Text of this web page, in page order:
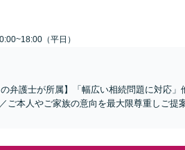
（平日）
弁護士が所属】「幅広い相続問題に対応」
本人やご家族の意向を最大限尊重しご提